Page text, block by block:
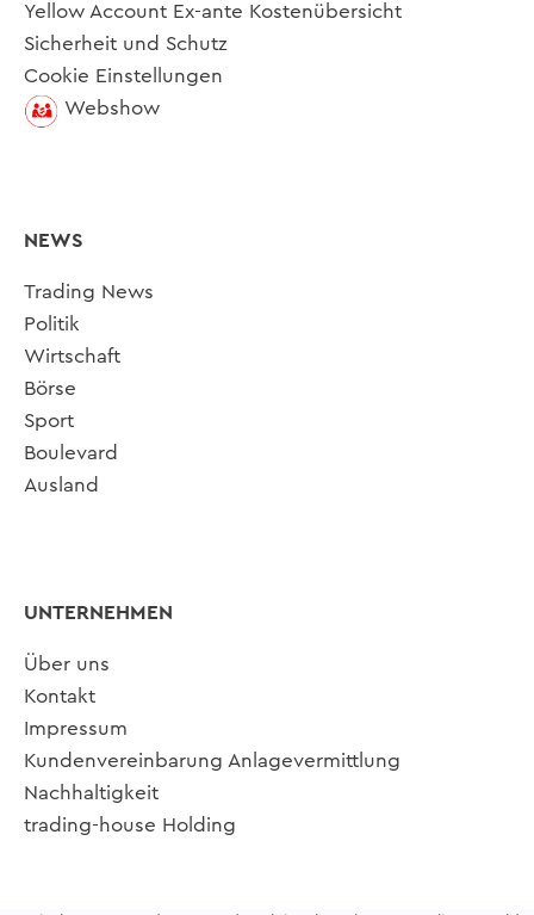
Yellow Account Ex-ante Kostenübersicht
Sicherheit und Schutz
Cookie Einstellungen
Webshow
NEWS
Trading News
Politik
Wirtschaft
Börse
Sport
Boulevard
Ausland
UNTERNEHMEN
Über uns
Kontakt
Impressum
Kundenvereinbarung Anlagevermittlung
Nachhaltigkeit
trading-house Holding